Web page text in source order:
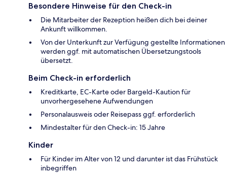
Besondere Hinweise für den Check-in
Die Mitarbeiter der Rezeption heißen dich bei deiner
Ankunft willkommen.
Von der Unterkunft zur Verfügung gestellte Informationen
werden ggf. mit automatischen Übersetzungstools
übersetzt.
Beim Check-in erforderlich
Kreditkarte, EC-Karte oder Bargeld-Kaution für
unvorhergesehene Aufwendungen
Personalausweis oder Reisepass ggf. erforderlich
Mindestalter für den Check-in: 15 Jahre
Kinder
Für Kinder im Alter von 12 und darunter ist das Frühstück
inbegriffen